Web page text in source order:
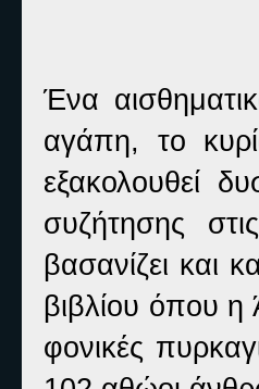
Ένα
αγάπη, το
εξακολουθεί
συζήτησης
βασανίζει και
βιβλίου όπου η
φονικές